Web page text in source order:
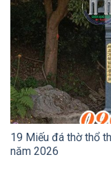
19 Miếu đá thờ thổ
năm 2026